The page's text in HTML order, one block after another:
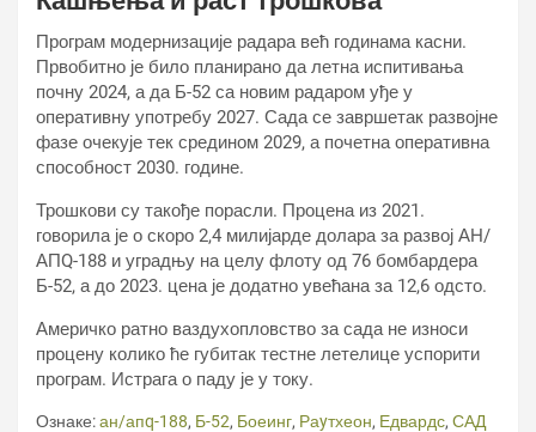
Програм модернизације радара већ годинама касни.
Првобитно је било планирано да летна испитивања
почну 2024, а да Б-52 са новим радаром уђе у
оперативну употребу 2027. Сада се завршетак развојне
фазе очекује тек средином 2029, а почетна оперативна
способност 2030. године.
Трошкови су такође порасли. Процена из 2021.
говорила је о скоро 2,4 милијарде долара за развој АН/
АПQ-188 и уградњу на целу флоту од 76 бомбардера
Б-52, а до 2023. цена је додатно увећана за 12,6 одсто.
Америчко ратно ваздухопловство за сада не износи
процену колико ће губитак тестне летелице успорити
програм. Истрага о паду је у току.
Ознаке:ан/апq-188, Б-52, Боеинг, Раyтхеон, Едвардс, САД